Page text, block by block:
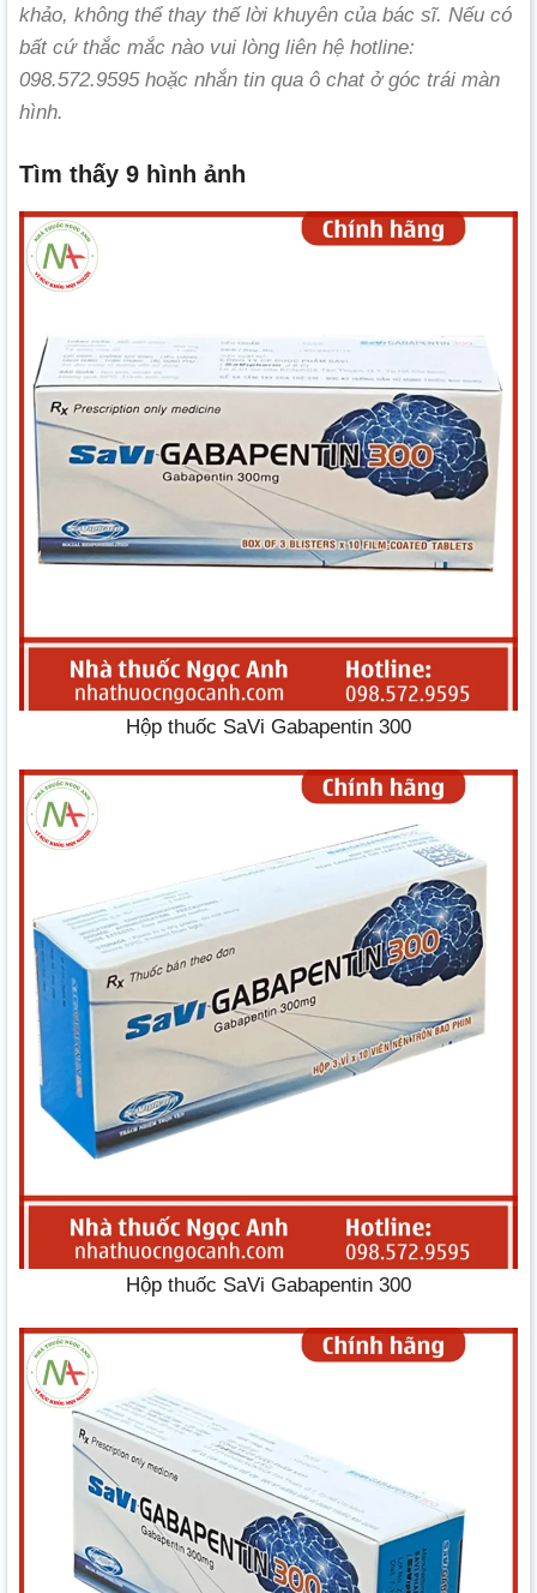
khảo, không thể thay thế lời khuyên của bác sĩ. Nếu có
bất cứ thắc mắc nào vui lòng liên hệ hotline:
098.572.9595 hoặc nhắn tin qua ô chat ở góc trái màn
hình.
Tìm thấy 9 hình ảnh
Hộp thuốc SaVi Gabapentin 300
Hộp thuốc SaVi Gabapentin 300